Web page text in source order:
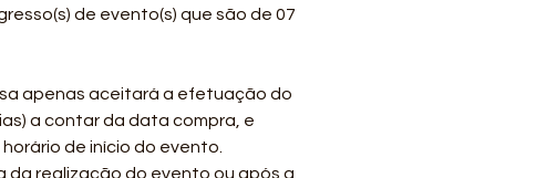
de evento(s) que são de 07
apenas aceitará a efetuação do
a contar da data compra, e
de início do evento.
da realização do evento ou após a